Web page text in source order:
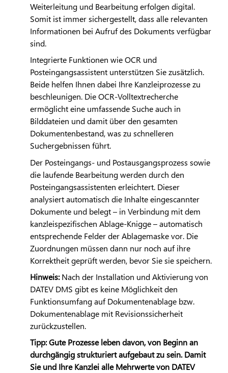
Weiterleitung und Bearbeitung erfolgen digital.
Somit ist immer sichergestellt, dass alle relevanten
Informationen bei Aufruf des Dokuments verfügbar
sind.
Integrierte Funktionen wie OCR und
Posteingangsassistent unterstützen Sie zusätzlich.
Beide helfen Ihnen dabei Ihre Kanzleiprozesse zu
beschleunigen. Die OCR-Volltextrecherche
ermöglicht eine umfassende Suche auch in
Bilddateien und damit über den gesamten
Dokumentenbestand, was zu schnelleren
Suchergebnissen führt.
Der Posteingangs- und Postausgangsprozess sowie
die laufende Bearbeitung werden durch den
Posteingangsassistenten erleichtert. Dieser
analysiert automatisch die Inhalte eingescannter
Dokumente und belegt – in Verbindung mit dem
kanzleispezifischen Ablage-Knigge – automatisch
entsprechende Felder der Ablagemaske vor. Die
Zuordnungen müssen dann nur noch auf ihre
Korrektheit geprüft werden, bevor Sie sie speichern.
Hinweis:Nach der Installation und Aktivierung von
DATEVDMS gibt es keine Möglichkeit den
Funktionsumfang auf Dokumentenablage bzw.
Dokumentenablage mit Revisionssicherheit
zurückzustellen.
Tipp: Gute Prozesse leben davon, von Beginn an
durchgängig strukturiert aufgebaut zu sein. Damit
Sie und Ihre Kanzlei alle Mehrwerte von DATEV